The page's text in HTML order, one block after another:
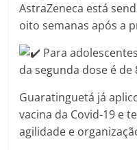
AstraZeneca está
oito semanas após a
Para
da segunda dose é de
Guaratinguetá já
vacina da Covid-19 e
agilidade e